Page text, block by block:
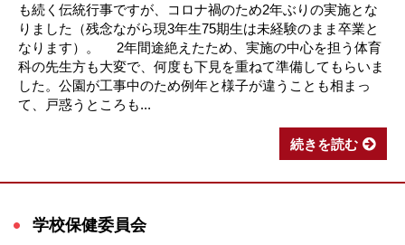
も続く伝統行事ですが、コロナ禍のため2年ぶりの実施とな
りました（残念ながら現3年生75期生は未経験のまま卒業と
なります）。 2年間途絶えたため、実施の中心を担う体育
科の先生方も大変で、何度も下見を重ねて準備してもらいま
した。公園が工事中のため例年と様子が違うことも相まっ
て、戸惑うところも...
続きを読む
学校保健委員会